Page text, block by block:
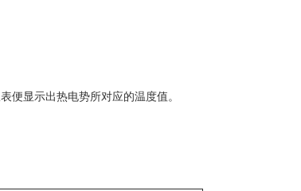
显示出热电势所对应的温度值。